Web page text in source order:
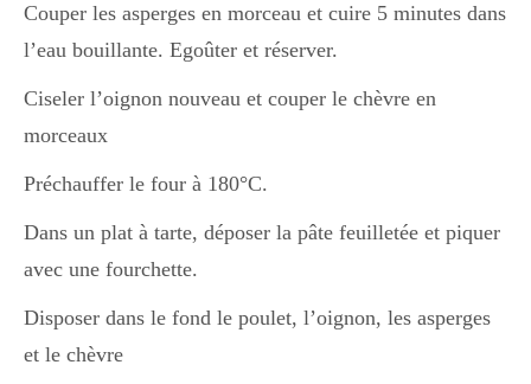
Halloween
Japon
Couper les asperges en morceau et cuire 5 minutes dans
l’eau bouillante. Egoûter et réserver.
Ciseler l’oignon nouveau et couper le chèvre en
morceaux
Préchauffer le four à 180°C.
Dans un plat à tarte, déposer la pâte feuilletée et piquer
avec une fourchette.
Disposer dans le fond le poulet, l’oignon, les asperges
et le chèvre